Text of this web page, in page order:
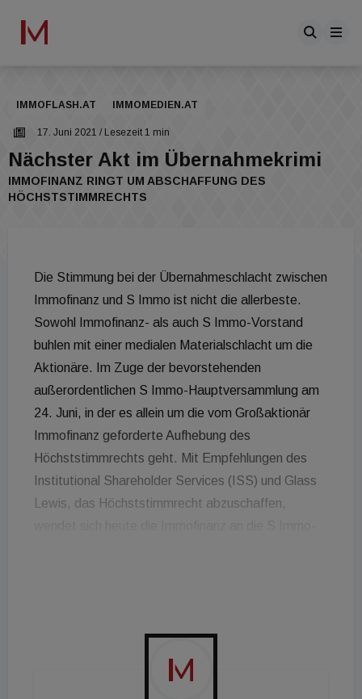
IMMOFLASH.AT IMMOMEDIEN.AT
17. Juni 2021 / Lesezeit 1 min
Nächster Akt im Übernahmekrimi
IMMOFINANZ RINGT UM ABSCHAFFUNG DES
HÖCHSTSTIMMRECHTS
Die Stimmung bei der Übernahmeschlacht zwischen
Immofinanz und S Immo ist nicht die allerbeste.
Sowohl Immofinanz- als auch S Immo-Vorstand
buhlen mit einer medialen Materialschlacht um die
Aktionäre. Im Zuge der bevorstehenden
außerordentlichen S Immo-Hauptversammlung am
24. Juni, in der es allein um die vom Großaktionär
Immofinanz geforderte Aufhebung des
Höchststimmrechts geht. Mit Empfehlungen des
Institutional Shareholder Services (ISS) und Glass
Lewis, das Höchststimmrecht abzuschaffen,
Immofinanz, die 22,25 Euro je ausstehender Aktie
bietet, argumentiert damit, dass die Aufhebung des
Höchststimmrechts ohnehin nur im Falle einer